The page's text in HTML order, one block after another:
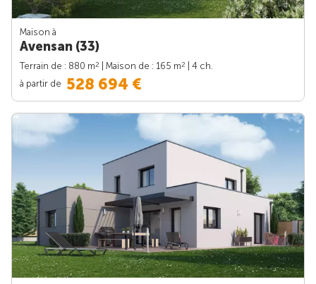
Maison à
Avensan (33)
Terrain de : 880 m2 | Maison de : 165 m2
| 4 ch.
à partir de 528 694 €